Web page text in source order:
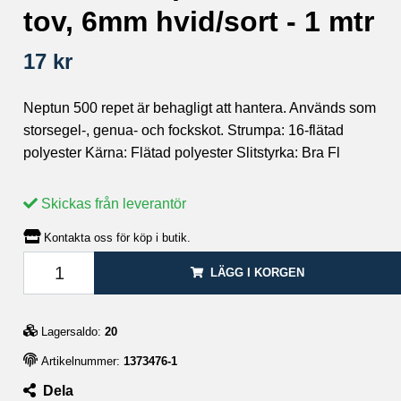
tov, 6mm hvid/sort - 1 mtr
17 kr
Neptun 500 repet är behagligt att hantera. Används som
storsegel-, genua- och fockskot. Strumpa: 16-flätad
polyester Kärna: Flätad polyester Slitstyrka: Bra Fl
Skickas från leverantör
Kontakta oss för köp i butik.
LÄGG I KORGEN
Lagersaldo: 20
Artikelnummer: 1373476-1
Dela